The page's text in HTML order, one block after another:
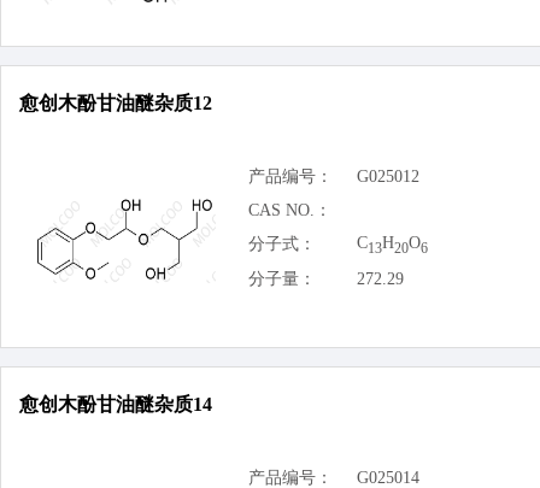
愈创木酚甘油醚杂质12
产品编号：
G025012
CAS NO.：
分子式：
C13H20O6
分子量： 272.29
愈创木酚甘油醚杂质14
产品编号：
G025014